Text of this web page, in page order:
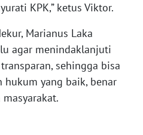
KPK,” ketus Viktor.
Marianus Laka
agar menindaklanjuti
sehingga bisa
yang baik, benar